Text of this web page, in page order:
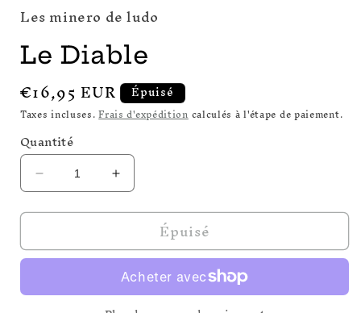
1
fenêtre
modale
Les minero de ludo
Le Diable
Prix
habituel
€16,95 EUR Épuisé
Taxes incluses.Frais d'expéditioncalculés à l'étape de paiement.
Quantité
Réduire
la
quantité
Le
Augmenter
la
quantité
Le
Épuisé